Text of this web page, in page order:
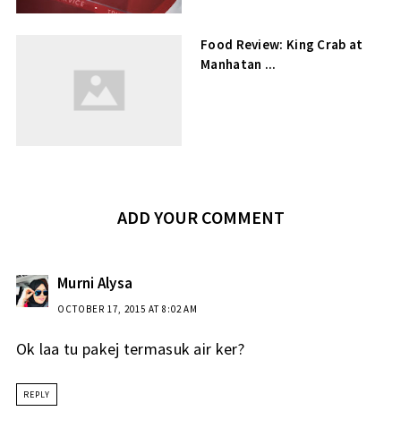
Food Review: King Crab at
Manhatan ...
ADD YOUR COMMENT
Murni Alysa
OCTOBER 17, 2015 AT 8:02 AM
Ok laa tu pakej termasuk air ker?
REPLY